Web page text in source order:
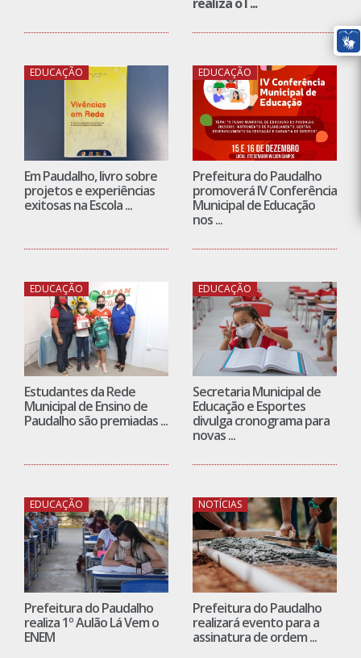
EDUCAÇÃO
Em Paudalho, livro sobre
projetos e experiências
exitosas na Escola ...
EDUCAÇÃO
Prefeitura do Paudalho
promoverá IV Conferência
Municipal de Educação
nos ...
EDUCAÇÃO
Estudantes da Rede
Municipal de Ensino de
Paudalho são premiadas ...
EDUCAÇÃO
Secretaria Municipal de
Educação e Esportes
divulga cronograma para
novas ...
EDUCAÇÃO
Prefeitura do Paudalho
realiza 1º Aulão Lá Vem o
ENEM
NOTÍCIAS
Prefeitura do Paudalho
realizará evento para a
assinatura de ordem ...